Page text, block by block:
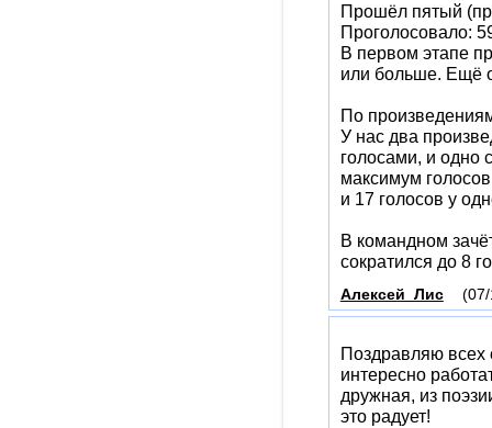
Прошёл пятый
Проголосовало:
В первом этапе
или больше. Ещё
По
У нас два
голосами, и одно
максимум
и 17 голосов у
В командном
сократился до 8
Алексей_Лис
Поздравляю всех
интересно
дружная, из
это радует!